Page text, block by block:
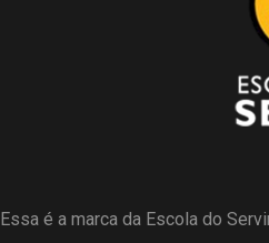
Essa é a marca da Escola do